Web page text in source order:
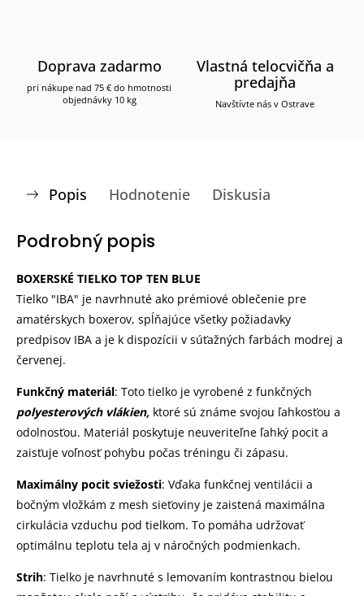
Doprava zadarmo
pri nákupe nad 75 € do hmotnosti
objednávky 10 kg
Vlastná telocvičňa a
predajňa
Navštívte nás v Ostrave
Popis Hodnotenie Diskusia
Podrobný popis
BOXERSKÉ TIELKO TOP TEN BLUE
Tielko "IBA" je navrhnuté ako prémiové oblečenie pre
amatérskych boxerov, spĺňajúce všetky požiadavky
predpisov IBA a je k dispozícii v súťažných farbách modrej a
červenej.
Funkčný materiál: Toto tielko je vyrobené z funkčných
polyesterových vlákien, ktoré sú známe svojou ľahkosťou a
odolnosťou. Materiál poskytuje neuveriteľne ľahký pocit a
zaisťuje voľnosť pohybu počas tréningu či zápasu.
Maximálny pocit sviežosti: Vďaka funkčnej ventilácii a
bočným vložkám z mesh sieťoviny je zaistená maximálna
cirkulácia vzduchu pod tielkom. To pomáha udržovať
optimálnu teplotu tela aj v náročných podmienkach.
Strih: Tielko je navrhnuté s lemovaním kontrastnou bielou